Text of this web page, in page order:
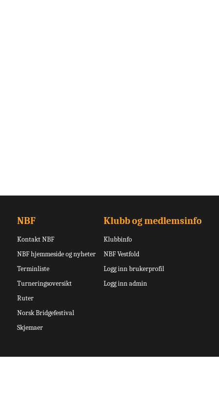
NBF
Kontakt NBF
NBF hjemmeside og nyheter
Terminliste
Turneringsoversikt
Ruter
Norsk Bridgefestival
Skjemaer
Klubb og medlemsinfo
Klubbinfo
NBF Vestfold
Logg inn brukerprofil
Logg inn admin